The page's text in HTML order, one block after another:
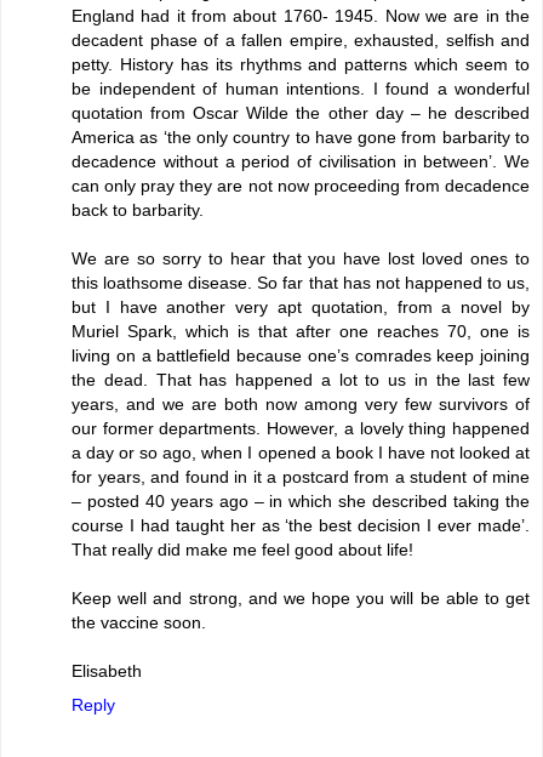
England had it from about 1760- 1945. Now we are in the
decadent phase of a fallen empire, exhausted, selfish and
petty. History has its rhythms and patterns which seem to
be independent of human intentions. I found a wonderful
quotation from Oscar Wilde the other day – he described
America as ‘the only country to have gone from barbarity to
decadence without a period of civilisation in between’. We
can only pray they are not now proceeding from decadence
back to barbarity.
We are so sorry to hear that you have lost loved ones to
this loathsome disease. So far that has not happened to us,
but I have another very apt quotation, from a novel by
Muriel Spark, which is that after one reaches 70, one is
living on a battlefield because one’s comrades keep joining
the dead. That has happened a lot to us in the last few
years, and we are both now among very few survivors of
our former departments. However, a lovely thing happened
a day or so ago, when I opened a book I have not looked at
for years, and found in it a postcard from a student of mine
– posted 40 years ago – in which she described taking the
course I had taught her as ‘the best decision I ever made’.
That really did make me feel good about life!
Keep well and strong, and we hope you will be able to get
the vaccine soon.
Elisabeth
Reply